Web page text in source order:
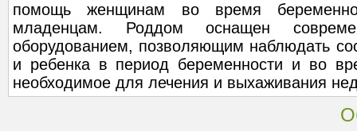
помощь женщинам во время
младенцам. Роддом оснащен
оборудованием, позволяющим наблюдать
и ребенка в период беременности и во
необходимое для лечения и выхаживания